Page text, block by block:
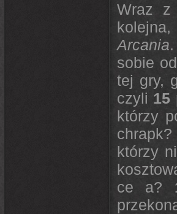
Wraz z
Arcania
sobie
tej gry,
czyli 15
którzy
którzy
ce a?